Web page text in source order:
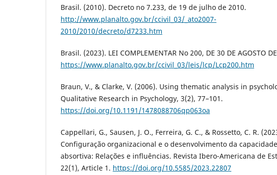
Brasil. (2010). Decreto no 7.233, de 19 de julho de 2010.
http://www.planalto.gov.br/ccivil_03/_ato2007-
2010/2010/decreto/d7233.htm
Brasil. (2023). LEI COMPLEMENTAR No 200, DE 30 DE AGOSTO
https://www.planalto.gov.br/ccivil_03/leis/lcp/Lcp200.htm
Braun, V., & Clarke, V. (2006). Using thematic analysis in
Qualitative Research in Psychology, 3(2), 77–101.
https://doi.org/10.1191/1478088706qp063oa
Cappellari, G., Sausen, J. O., Ferreira, G. C., & Rossetto, C. R.
Configuração organizacional e o desenvolvimento da capacidade
absortiva: Relações e influências. Revista Ibero-Americana de
22(1), Article 1. https://doi.org/10.5585/2023.22807